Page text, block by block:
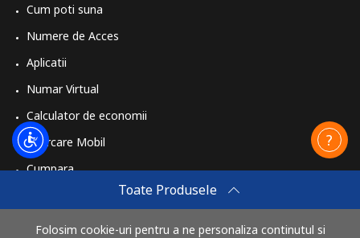
Toate Produsele
Folosim cookie-uri pentru a ne personaliza continutul si
Cum poti suna
Numere de Acces
Aplicatii
Numar Virtual
Calculator de economii
Reincarcare Mobil
Cumpara